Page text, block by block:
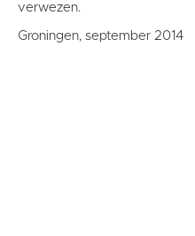
verwezen.
Groningen, september 2014